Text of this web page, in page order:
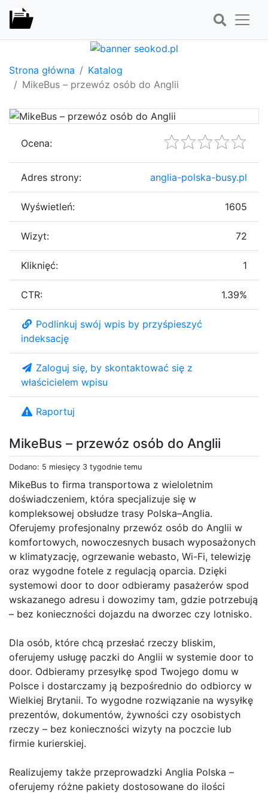
Strona główna
Katalog
MikeBus – przewóz osób do Anglii
MikeBus – przewóz osób do Anglii
Dodano: 5 miesięcy 3 tygodnie temu
MikeBus to firma transportowa z wieloletnim
doświadczeniem, która specjalizuje się w
kompleksowej obsłudze trasy Polska–Anglia.
Oferujemy profesjonalny przewóz osób do Anglii w
komfortowych, nowoczesnych busach wyposażonych
w klimatyzację, ogrzewanie webasto, Wi-Fi, telewizję
oraz wygodne fotele z regulacją oparcia. Dzięki
systemowi door to door odbieramy pasażerów spod
wskazanego adresu i dowozimy tam, gdzie potrzebują
– bez konieczności dojazdu na dworzec czy lotnisko.
Dla osób, które chcą przesłać rzeczy bliskim,
oferujemy usługę paczki do Anglii w systemie door to
door. Odbieramy przesyłkę spod Twojego domu w
Polsce i dostarczamy ją bezpośrednio do odbiorcy w
Wielkiej Brytanii. To wygodne rozwiązanie na wysyłkę
prezentów, dokumentów, żywności czy osobistych
rzeczy – bez konieczności wizyty na poczcie lub
firmie kurierskiej.
Realizujemy także przeprowadzki Anglia Polska –
oferujemy różne pakiety dostosowane do ilości
Ocena:
Adres strony: anglia-polska-busy.pl
Wyświetleń: 1605
Wizyt: 72
Kliknięć: 1
CTR: 1.39%
Podlinkuj swój wpis by przyśpieszyć
indeksację
Zaloguj się, by skontaktować się z
właścicielem wpisu
Raportuj